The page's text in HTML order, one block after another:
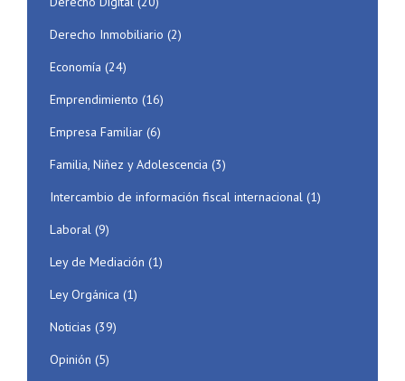
Derecho Inmobiliario (2)
Economía (24)
Emprendimiento (16)
Empresa Familiar (6)
Familia, Niñez y Adolescencia (3)
Intercambio de información fiscal internacional (1)
Laboral (9)
Ley de Mediación (1)
Ley Orgánica (1)
Noticias (39)
Opinión (5)